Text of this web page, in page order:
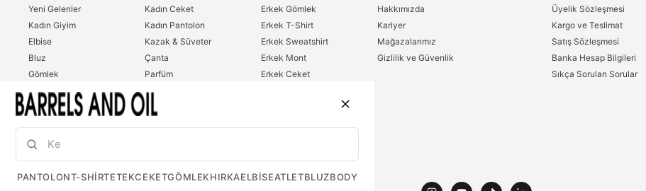
Yeni Gelenler
Kadın Giyim
Elbise
Bluz
Gömlek
T-Shirt
Sweatshirt
Kadın Ceket
Kadın Pantolon
Kazak & Süveter
Çanta
Parfüm
Erkek Giyim
Erkek Gömlek
Erkek T-Shirt
Erkek Sweatshirt
Erkek Mont
Erkek Ceket
Hakkımızda
Kariyer
Mağazalarımız
Gizlilik ve Güvenlik
Üyelik Sözleşmesi
Kargo ve Teslimat
Satış Sözleşmesi
Banka Hesap Bilgileri
Sıkça Sorulan Sorular
PANTOLONT-SHIRTETEKCEKETGÖMLEKHIRKAELBISEATLETBLUZBODY